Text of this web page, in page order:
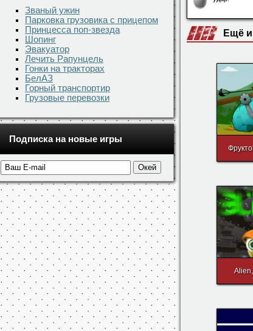
Званый ужин
Парковка грузовика с прицепом
Принцесса поп-звезда
Шопинг
Эвакуатор
Лечить Рапунцель
Гонки на тракторах
БелАЗ
Горный транспортир
Грузовые перевозки
Подписка на новые игры
Понравилась
Ещё